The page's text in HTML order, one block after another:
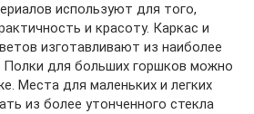
используют для того,
и красоту. Каркас и
изготавливают из наиболее
Полки для больших горшков можно
Места для маленьких и легких
из более утонченного стекла